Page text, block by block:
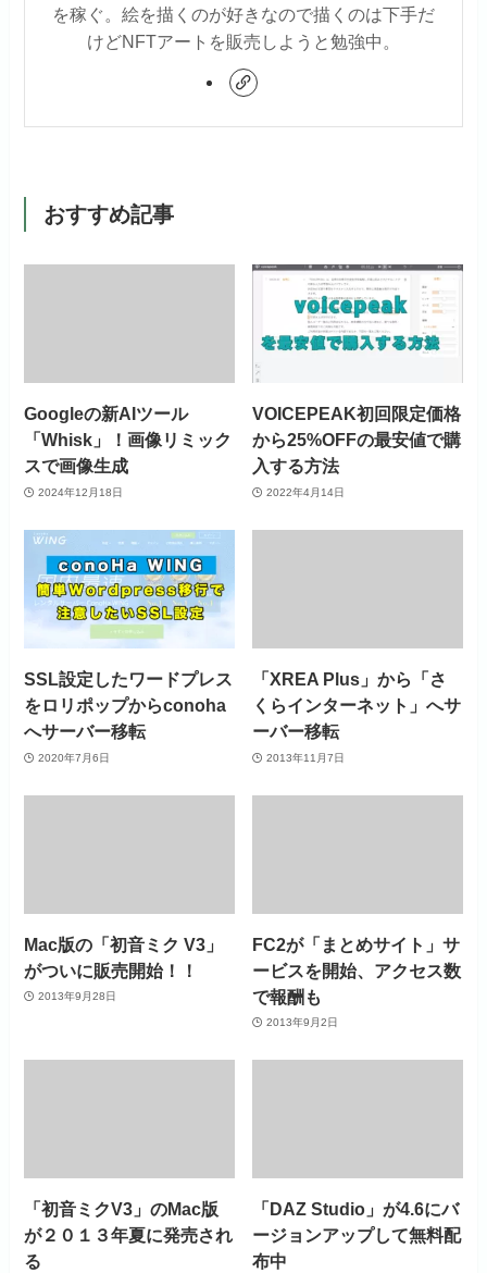
を稼ぐ。絵を描くのが好きなので描くのは下手だ
けどNFTアートを販売しようと勉強中。
おすすめ記事
Googleの新AIツール
「Whisk」！画像リミック
スで画像生成
2024年12月18日
VOICEPEAK初回限定価格
から25%OFFの最安値で購
入する方法
2022年4月14日
SSL設定したワードプレス
をロリポップからconoha
へサーバー移転
2020年7月6日
「XREA Plus」から「さ
くらインターネット」へサ
ーバー移転
2013年11月7日
Mac版の「初音ミク V3」
がついに販売開始！！
2013年9月28日
FC2が「まとめサイト」サ
ービスを開始、アクセス数
で報酬も
2013年9月2日
「初音ミクV3」のMac版
が２０１３年夏に発売され
る
「DAZ Studio」が4.6にバ
ージョンアップして無料配
布中